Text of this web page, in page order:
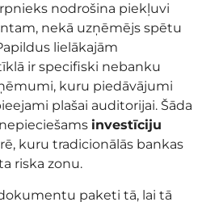
nodrošina piekļuvi
nekā uzņēmējs spētu
lielākajām
ir specifiski nebanku
kuru piedāvājumi
plašai auditorijai. Šāda
investīciju
kuru tradicionālās bankas
riska zonu.
paketi tā, lai tā